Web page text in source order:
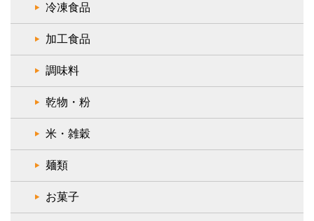
冷凍食品
加工食品
調味料
乾物・粉
米・雑穀
麺類
お菓子